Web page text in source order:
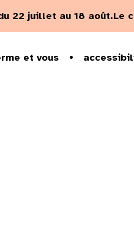
22 juillet au 18 août.Le
et vous